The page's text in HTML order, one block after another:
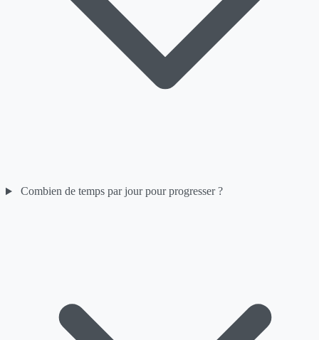
Combien de temps par jour pour progresser ?